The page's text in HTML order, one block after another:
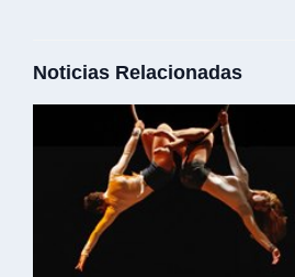
Noticias Relacionadas